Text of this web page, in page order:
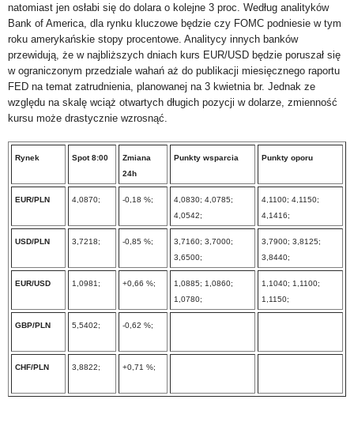
natomiast jen osłabi się do dolara o kolejne 3 proc. Według analityków
Bank of America, dla rynku kluczowe będzie czy FOMC podniesie w tym
roku amerykańskie stopy procentowe. Analitycy innych banków
przewidują, że w najbliższych dniach kurs EUR/USD będzie poruszał się
w ograniczonym przedziale wahań aż do publikacji miesięcznego raportu
FED na temat zatrudnienia, planowanej na 3 kwietnia br. Jednak ze
względu na skalę wciąż otwartych długich pozycji w dolarze, zmienność
kursu może drastycznie wzrosnąć.
Rynek Spot 8:00
Zmiana
24h
Punkty wsparcia Punkty oporu
EUR/PLN 4,0870; -0,18 %;
4,0830; 4,0785;
4,0542;
4,1100; 4,1150;
4,1416;
USD/PLN 3,7218; -0,85 %;
3,7160; 3,7000;
3,6500;
3,7900; 3,8125;
3,8440;
EUR/USD 1,0981; +0,66 %;
1,0885; 1,0860;
1,0780;
1,1040; 1,1100;
1,1150;
GBP/PLN 5,5402; -0,62 %;
CHF/PLN 3,8822; +0,71 %;